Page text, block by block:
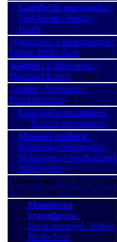
Gaultheria mucronata \
Torf-Myrte / Prickly
Heath
Hypopitys \ Fichtenspargel /
Yellow Bird's-Nest (2 Syn.)
Kalmia \ Lorbeerrose /
Mountain Laurel (2 Taxa)
Ledum \ Alpenrose /
Rhododendron (2 Syn.)
Loiseleuria procumbens −
−> Kalmia procumbens
Moneses uniflora \
Einblütiges Wintergrün,
Moosauge / One-flowered
Wintergreen
Monotropa \ Fichtenspargel
/ Yellow Bird's-Nest (2 Taxa)
Monotropa
hypophegea \
Buchenspargel / Yellow
Bird's-Nest